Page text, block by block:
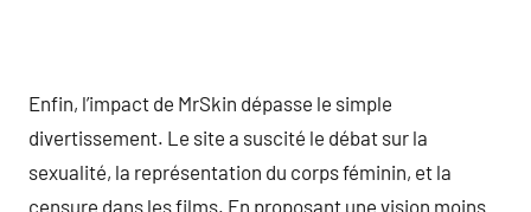
Enfin, l’impact de MrSkin dépasse le simple
divertissement. Le site a suscité le débat sur la
sexualité, la représentation du corps féminin, et la
censure dans les films. En proposant une vision moins